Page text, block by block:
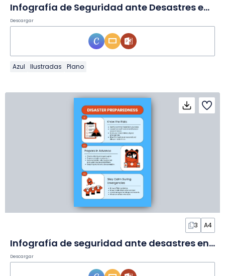
Infografía de Seguridad ante Desastres en Diapositivas
Descargar
Azul Ilustradas Plano
3 A4
Infografía de seguridad ante desastres en Infografía
Descargar